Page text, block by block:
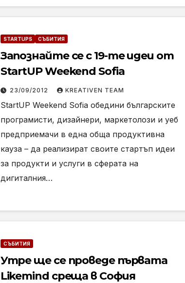
STARTUPS СЪБИТИЯ
Запознайте се с 19-те идеи от
StartUP Weekend Sofia
23/09/2012 KREATIVEN TEAM
StartUP Weekend Sofia обедини българските
програмисти, дизайнери, маркетолози и уеб
предприемачи в една обща продуктивна
кауза – да реализират своите стартъп идеи
за продукти и услуги в сферата на
дигиталния…
СЪБИТИЯ
Утре ще се проведе първата
Likemind среща в София